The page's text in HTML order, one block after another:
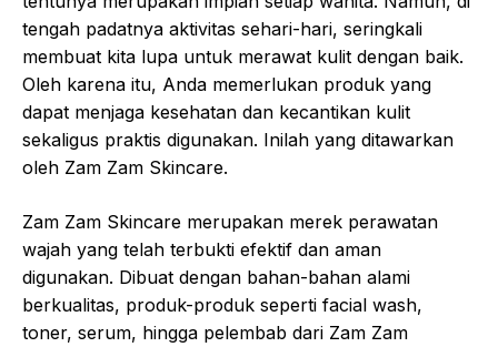
tengah padatnya aktivitas sehari-hari, seringkali
membuat kita lupa untuk merawat kulit dengan baik.
Oleh karena itu, Anda memerlukan produk yang
dapat menjaga kesehatan dan kecantikan kulit
sekaligus praktis digunakan. Inilah yang ditawarkan
oleh Zam Zam Skincare.
Zam Zam Skincare merupakan merek perawatan
wajah yang telah terbukti efektif dan aman
digunakan. Dibuat dengan bahan-bahan alami
berkualitas, produk-produk seperti facial wash,
toner, serum, hingga pelembab dari Zam Zam